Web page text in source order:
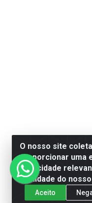
O nosso site
proporcionar uma
publicidade
qualidade do
Aceito